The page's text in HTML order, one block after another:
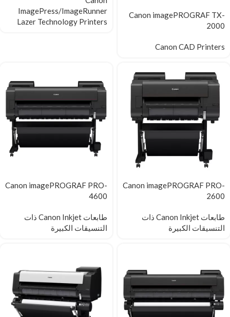
Canon imagePROGRAF TX-
2000
Canon CAD Printers
ImagePress/ImageRunner
Lazer Technology Printers
Canon imagePROGRAF PRO-
2600
طابعات Canon Inkjet ذات
التنسيقات الكبيرة
Canon imagePROGRAF PRO-
4600
طابعات Canon Inkjet ذات
التنسيقات الكبيرة